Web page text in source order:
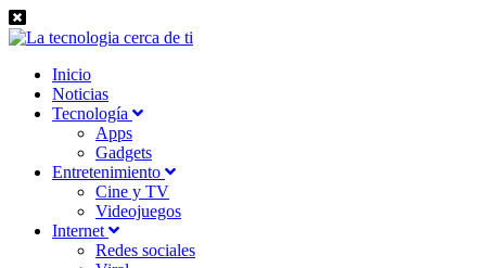
Inicio
Noticias
Tecnología
Apps
Gadgets
Entretenimiento
Cine y TV
Videojuegos
Internet
Redes sociales